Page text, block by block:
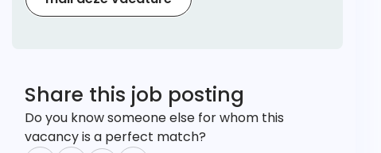
Share this job posting
Do you know someone else for whom this
vacancy is a perfect match?